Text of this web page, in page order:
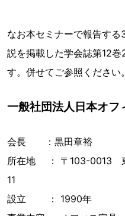
なお本セミナーで報告す
説を掲載した学会誌第12
す。併せてご参照ください。
一般社団法人日本オフ
会長 ：黒田章裕
所在地 ： 〒103-0013
11
設立 ： 1990年